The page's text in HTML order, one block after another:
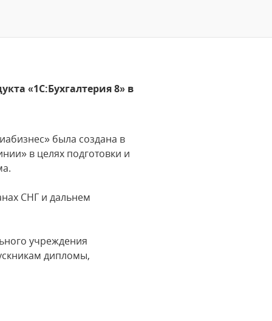
«1С:Бухгалтерия 8» в
была создана в
в целях подготовки и
СНГ и дальнем
учреждения
дипломы,